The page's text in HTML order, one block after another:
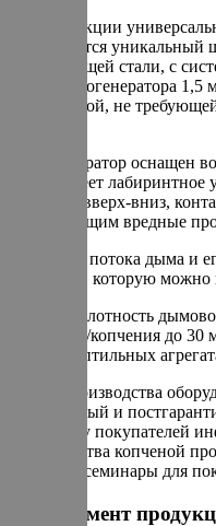
В конструкции
используется
нержавеющей стали, с
стали дымогенератора 1,5
долговечной, не
Дымогенератор оснащен
дыма. Имеет лабиринтное
проходит вверх-вниз,
поглощающим вредные
Регуляция потока дыма и
заслонкой, которую
Высокая плотность
обработки/копчения до
других коптильных
Кроме производства
гарантийный и
поддержку покупателей
производства копченой
проводит семинары для
Ассортимент